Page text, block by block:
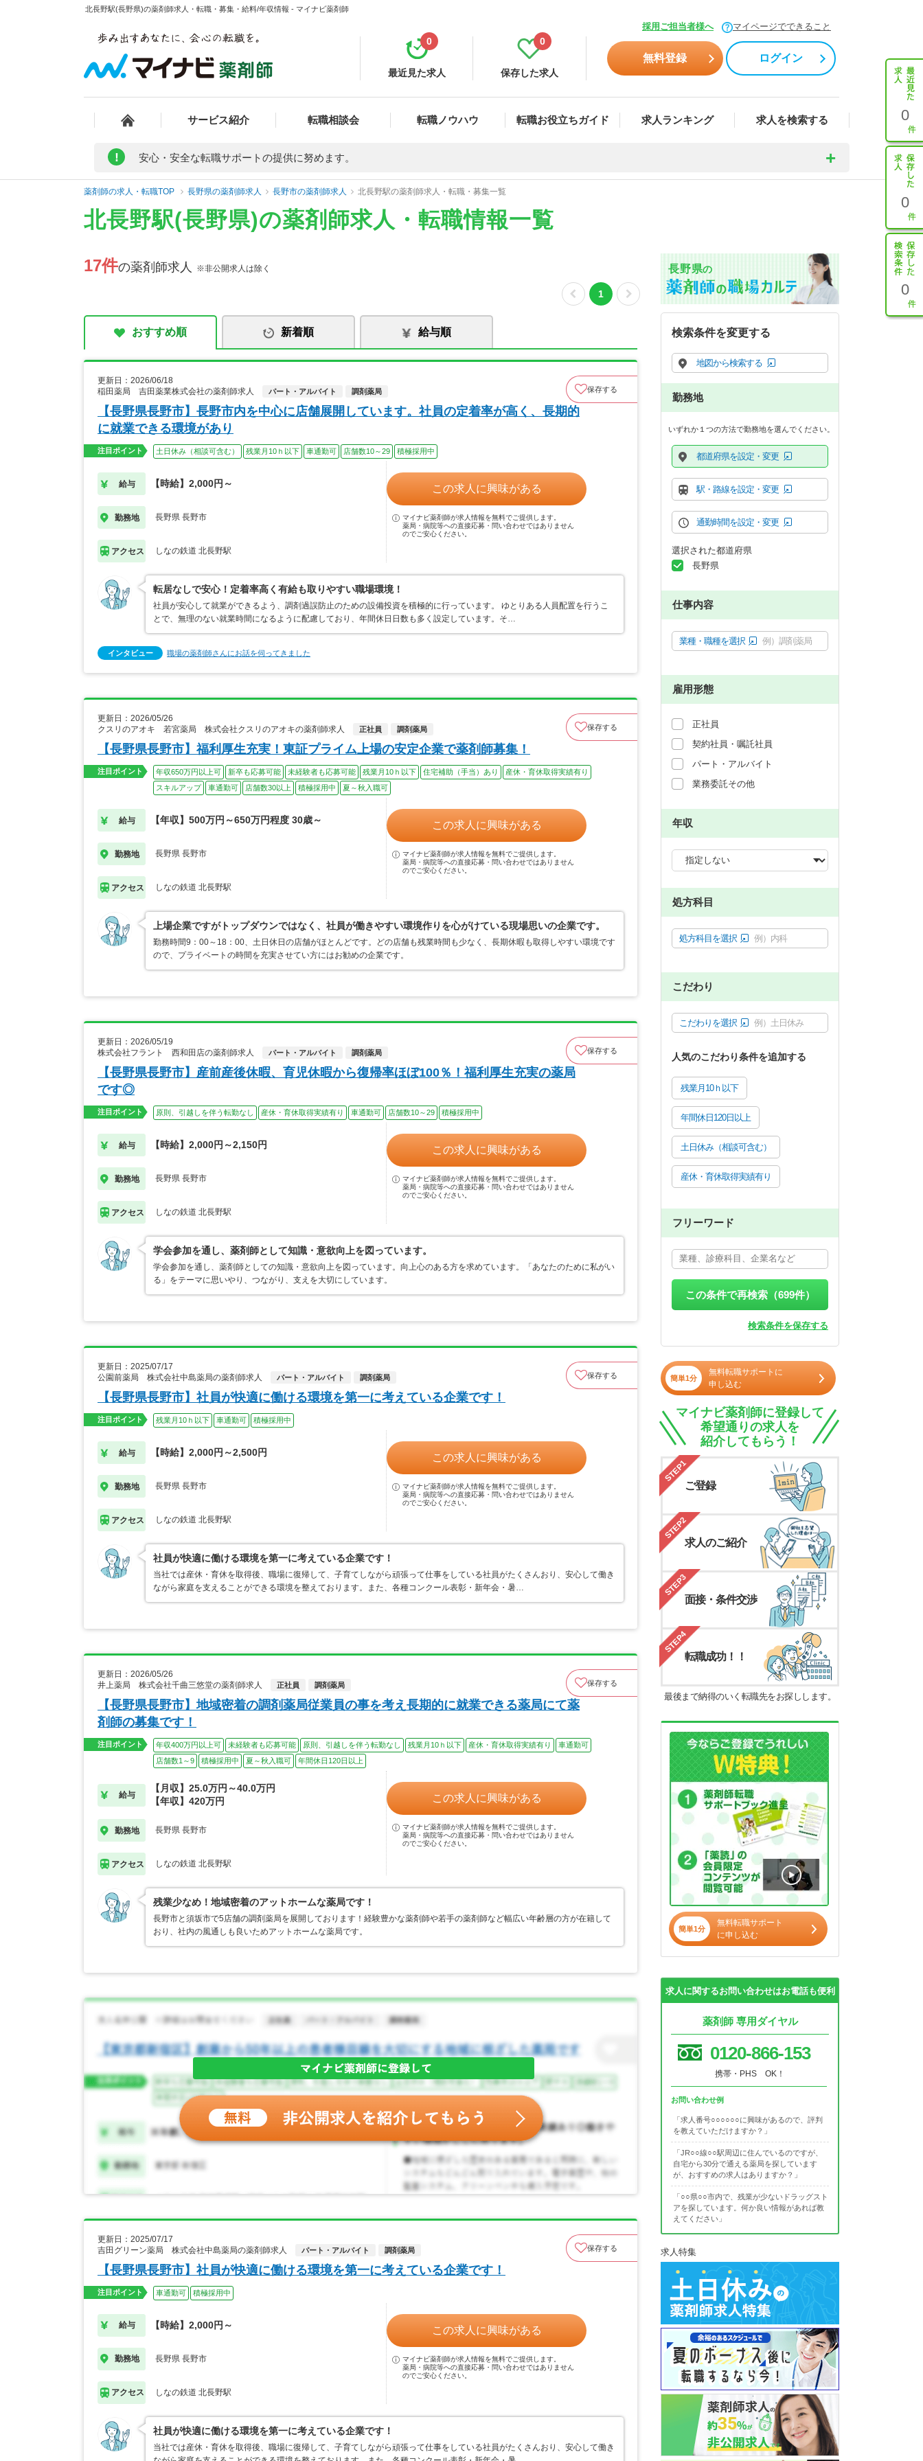
北長野駅(長野県)の薬剤師求人・転職・募集・給料/年収情報 - マイナビ薬剤師
採用ご担当者様へ マイページでできること
最近見た求人
0
保存した求人
0
無料登録 ログイン
サービス紹介 転職相談会 転職ノウハウ 転職お役立ちガイド 求人ランキング 求人を検索する 0
0
0
! 安心・安全な転職サポートの提供に努めます。
薬剤師の求人・転職TOP 長野県の薬剤師求人 長野市の薬剤師求人 北長野駅の薬剤師求人・転職・募集一覧
北長野駅(長野県)の薬剤師求人・転職情報一覧
17件の薬剤師求人 ※非公開求人は除く
1
おすすめ順 新着順 給与順
更新日：2026/06/18
稲田薬局 吉田薬業株式会社の薬剤師求人
パート・アルバイト 調剤薬局 保存する
【長野県長野市】長野市内を中心に店舗展開しています。社員の定着率が高く、長期的
に就業できる環境があり
注目ポイント 土日休み（相談可含む） 残業月10ｈ以下 車通勤可 店舗数10～29 積極採用中
給与 【時給】2,000円～
勤務地 長野県 長野市
アクセス しなの鉄道 北長野駅
この求人に興味がある
マイナビ薬剤師が求人情報を無料でご提供します。
薬局・病院等への直接応募・問い合わせではありません
のでご安心ください。
転居なしで安心！定着率高く有給も取りやすい職場環境！
社員が安心して就業ができるよう、調剤過誤防止のための設備投資を積極的に行っています。 ゆとりある人員配置を行うこ
とで、無理のない就業時間になるように配慮しており、年間休日日数も多く設定しています。そ…
インタビュー 職場の薬剤師さんにお話を伺ってきました
更新日：2026/05/26
クスリのアオキ 若宮薬局 株式会社クスリのアオキの薬剤師求人
正社員 調剤薬局 保存する
【長野県長野市】福利厚生充実！東証プライム上場の安定企業で薬剤師募集！
注目ポイント 年収650万円以上可 新卒も応募可能 未経験者も応募可能 残業月10ｈ以下 住宅補助（手当）あり
産休・育休取得実績有り
スキルアップ
車通勤可 店舗数30以上 積極採用中 夏～秋入職可
給与 【年収】500万円～650万円程度 30歳～
勤務地 長野県 長野市
アクセス しなの鉄道 北長野駅
この求人に興味がある
マイナビ薬剤師が求人情報を無料でご提供します。
薬局・病院等への直接応募・問い合わせではありません
のでご安心ください。
上場企業ですがトップダウンではなく、社員が働きやすい環境作りを心がけている現場思いの企業です。
勤務時間9：00～18：00、土日休日の店舗がほとんどです。どの店舗も残業時間も少なく、長期休暇も取得しやすい環境です
ので、プライベートの時間を充実させてい方にはお勧めの企業です。
更新日：2026/05/19
株式会社フラント 西和田店の薬剤師求人
パート・アルバイト 調剤薬局 保存する
【長野県長野市】産前産後休暇、育児休暇から復帰率ほぼ100％！福利厚生充実の薬局
です◎
注目ポイント 原則、引越しを伴う転勤なし 産休・育休取得実績有り 車通勤可 店舗数10～29 積極採用中
給与 【時給】2,000円～2,150円
勤務地 長野県 長野市
アクセス しなの鉄道 北長野駅
この求人に興味がある
マイナビ薬剤師が求人情報を無料でご提供します。
薬局・病院等への直接応募・問い合わせではありません
のでご安心ください。
学会参加を通し、薬剤師として知識・意欲向上を図っています。
学会参加を通し、薬剤師としての知識・意欲向上を図っています。向上心のある方を求めています。「あなたのために私がい
る」をテーマに思いやり、つながり、支えを大切にしています。
更新日：2025/07/17
公園前薬局 株式会社中島薬局の薬剤師求人
パート・アルバイト 調剤薬局 保存する
【長野県長野市】社員が快適に働ける環境を第一に考えている企業です！
注目ポイント 残業月10ｈ以下 車通勤可 積極採用中
給与 【時給】2,000円～2,500円
勤務地 長野県 長野市
アクセス しなの鉄道 北長野駅
この求人に興味がある
マイナビ薬剤師が求人情報を無料でご提供します。
薬局・病院等への直接応募・問い合わせではありません
のでご安心ください。
社員が快適に働ける環境を第一に考えている企業です！
当社では産休・育休を取得後、職場に復帰して、子育てしながら頑張って仕事をしている社員がたくさんおり、安心して働き
ながら家庭を支えることができる環境を整えております。また、各種コンクール表彰・新年会・暑…
更新日：2026/05/26
井上薬局 株式会社千曲三悠堂の薬剤師求人
正社員 調剤薬局 保存する
【長野県長野市】地域密着の調剤薬局従業員の事を考え長期的に就業できる薬局にて薬
剤師の募集です！
注目ポイント 年収400万円以上可 未経験者も応募可能 原則、引越しを伴う転勤なし 残業月10ｈ以下 産休・育休取得実績有り
車通勤可
店舗数1～9
積極採用中 夏～秋入職可 年間休日120日以上
給与
【月収】25.0万円～40.0万円
【年収】420万円
勤務地 長野県 長野市
アクセス しなの鉄道 北長野駅
この求人に興味がある
マイナビ薬剤師が求人情報を無料でご提供します。
薬局・病院等への直接応募・問い合わせではありません
のでご安心ください。
残業少なめ！地域密着のアットホームな薬局です！
長野市と須坂市で5店舗の調剤薬局を展開しております！経験豊かな薬剤師や若手の薬剤師など幅広い年齢層の方が在籍して
おり、社内の風通しも良いためアットホームな薬局です。
更新日：2025/07/17
吉田グリーン薬局 株式会社中島薬局の薬剤師求人
パート・アルバイト 調剤薬局 保存する
【長野県長野市】社員が快適に働ける環境を第一に考えている企業です！
注目ポイント 車通勤可 積極採用中
給与 【時給】2,000円～
勤務地 長野県 長野市
アクセス しなの鉄道 北長野駅
この求人に興味がある
マイナビ薬剤師が求人情報を無料でご提供します。
薬局・病院等への直接応募・問い合わせではありません
のでご安心ください。
社員が快適に働ける環境を第一に考えている企業です！
当社では産休・育休を取得後、職場に復帰して、子育てしながら頑張って仕事をしている社員がたくさんおり、安心して働き
長野県の
検索条件を変更する
地図から検索する
勤務地
いずれか１つの方法で勤務地を選んでください。
都道府県を設定・変更
駅・路線を設定・変更
通勤時間を設定・変更
選択された都道府県
長野県
仕事内容
業種・職種を選択 例）調剤薬局
雇用形態
正社員
契約社員・嘱託社員
パート・アルバイト
業務委託その他
年収
処方科目
処方科目を選択 例）内科
こだわり
こだわりを選択 例）土日休み
人気のこだわり条件を追加する
残業月10ｈ以下
年間休日120日以上
土日休み（相談可含む）
産休・育休取得実績有り
フリーワード
この条件で再検索（699件）
検索条件を保存する
簡単1分
無料転職サポートに
申し込む
マイナビ薬剤師に登録して
希望通りの求人を
紹介してもらう！
STEP1
ご登録
STEP2
求人のご紹介
STEP3
面接・条件交渉
STEP4
転職成功！！
最後まで納得のいく転職先をお探しします。
簡単1分
無料転職サポート
に申し込む
求人に関するお問い合わせはお電話も便利
薬剤師 専用ダイヤル
0120-866-153
携帯・PHS OK！
お問い合わせ例
「求人番号○○○○○○に興味があるので、評判
を教えていただけますか？」
「JR○○線○○駅周辺に住んでいるのですが、
自宅から30分で通える薬局を探しています
が、おすすめの求人はありますか？」
「○○県○○市内で、残業が少ないドラッグスト
アを探しています。何か良い情報があれば教
えてください」
求人特集